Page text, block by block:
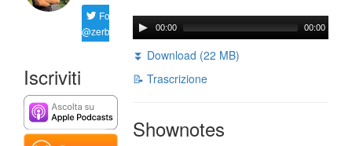
Follow
@zerbfra
Iscriviti
00:00 00:00
⏬ Download (22 MB)
📝 Trascrizione
Shownotes